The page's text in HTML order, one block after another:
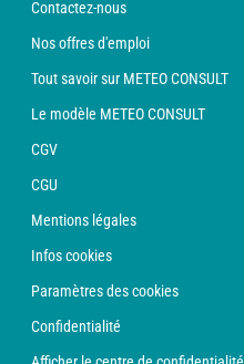
Contactez-nous
Nos offres d'emploi
Tout savoir sur METEO CONSULT
Le modèle METEO CONSULT
CGV
CGU
Mentions légales
Infos cookies
Paramètres des cookies
Confidentialité